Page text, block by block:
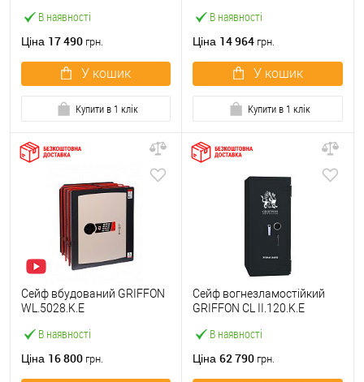
В наявності
Ціна 17 490 грн.
У кошик
Купити в 1 клік
В наявності
Ціна 14 964 грн.
У кошик
Купити в 1 клік
В наявності
Сейф вбудований GRIFFON
WL.5028.K.E
Ціна 16 800 грн.
В наявності
Сейф вогнезламостійкий
GRIFFON CL II.120.K.E
Ціна 62 790 грн.